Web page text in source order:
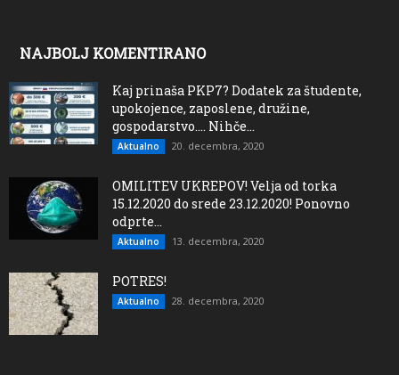
NAJBOLJ KOMENTIRANO
Kaj prinaša PKP7? Dodatek za študente,
upokojence, zaposlene, družine,
gospodarstvo…. Nihče...
Aktualno 20. decembra, 2020
OMILITEV UKREPOV! Velja od torka
15.12.2020 do srede 23.12.2020! Ponovno
odprte...
Aktualno 13. decembra, 2020
POTRES!
Aktualno 28. decembra, 2020